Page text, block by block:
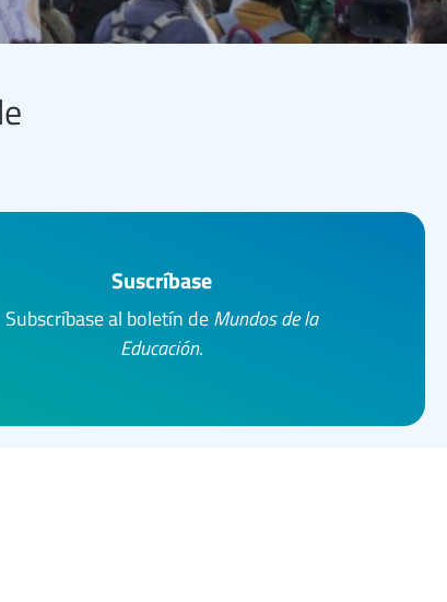
Suscríbase
Subscríbase al boletín de Mundos de la
Educación.